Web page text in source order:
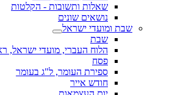
שאלות ותשובות - הקלטות
נושאים שונים
שבת ומועדי ישראל
שבת
הלוח העברי, מועדי ישראל,
פסח
ספירת העומר, ל"ג בעומר
חודש אייר